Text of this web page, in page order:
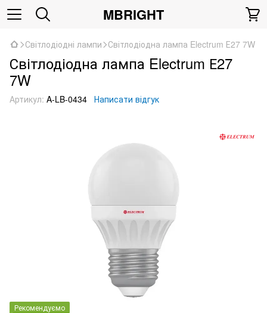
MBRIGHT
Світлодіодні лампи Світлодіодна лампа Electrum Е27 7W
Світлодіодна лампа Electrum Е27
7W
Артикул: A-LB-0434 Написати відгук
Рекомендуємо